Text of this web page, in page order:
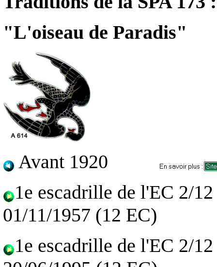
"L'oiseau de Paradis"
Avant 1920
1e escadrille de l'EC 2/
01/11/1957 (12 EC)
1e escadrille de l'EC 2/